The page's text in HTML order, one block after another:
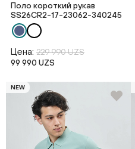
Поло короткий рукав
SS26CR2-17-23062-340245
Цена: 229 990 UZS
99 990 UZS
NEW